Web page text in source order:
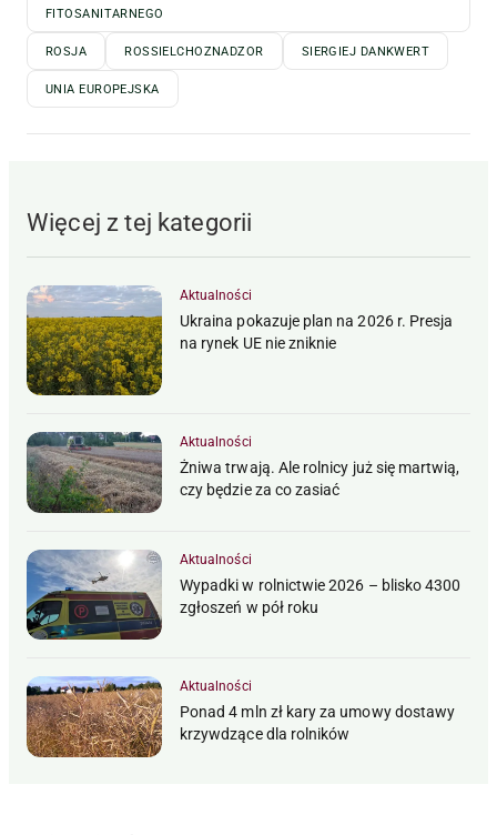
FITOSANITARNEGO
ROSJA ROSSIELCHOZNADZOR SIERGIEJ DANKWERT
UNIA EUROPEJSKA
Więcej z tej kategorii
Aktualności
Ukraina pokazuje plan na 2026 r. Presja
na rynek UE nie zniknie
Aktualności
Żniwa trwają. Ale rolnicy już się martwią,
czy będzie za co zasiać
Aktualności
Wypadki w rolnictwie 2026 – blisko 4300
zgłoszeń w pół roku
Aktualności
Ponad 4 mln zł kary za umowy dostawy
krzywdzące dla rolników